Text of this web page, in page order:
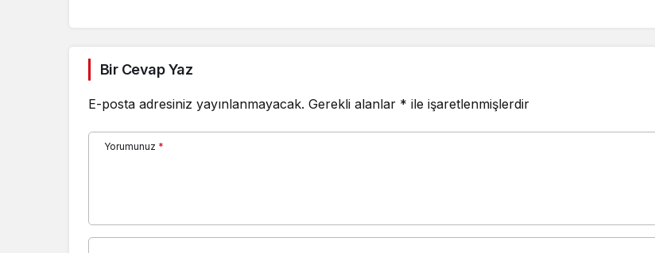
Bir Cevap Yaz
E-posta adresiniz yayınlanmayacak. Gerekli alanlar * ile işaretlenmişlerdir
Yorumunuz *